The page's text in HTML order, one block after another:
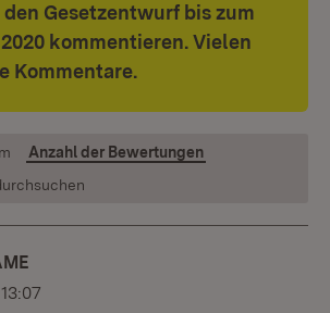
Gesetzentwurf bis zum
kommentieren. Vielen
Kommentare.
Anzahl der Bewertungen
13:07